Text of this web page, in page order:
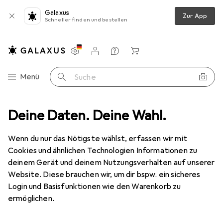
Deine Daten. Deine Wahl.
Wenn du nur das Nötigste wählst, erfassen wir mit
Cookies und ähnlichen Technologien Informationen zu
deinem Gerät und deinem Nutzungsverhalten auf unserer
Website. Diese brauchen wir, um dir bspw. ein sicheres
Login und Basisfunktionen wie den Warenkorb zu
ermöglichen.
Galaxus
Schneller finden und bestellen Zur App
Navigation nach Kategorien
Menü Suche
Einstellungen
Kundenkonto
Vergleichslisten
Merklisten
Warenkorb
USB Ladegerät StarTech 4X USB WALL CHARGER 34W / 6.8A
4 Bilder
StarTech4X USB WALL CHARGER
34W / 6.8A
34 W, 4 Ports